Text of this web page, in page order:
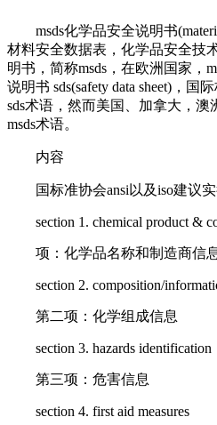
msds化学品安全说明书
材料安全数据表，化学品安全技
明书，简称msds，在欧洲国家，
说明书 sds(safety data sheet)，国
sds术语，然而美国、加拿大，澳
msds术语。
内容
国标准协会ansi以及iso建议实
section 1. chemical product &
项：化学品名称和制造商信
section 2. composition/
第二项：化学组成信息
section 3. hazards identification
第三项：危害信息
section 4. first aid measures